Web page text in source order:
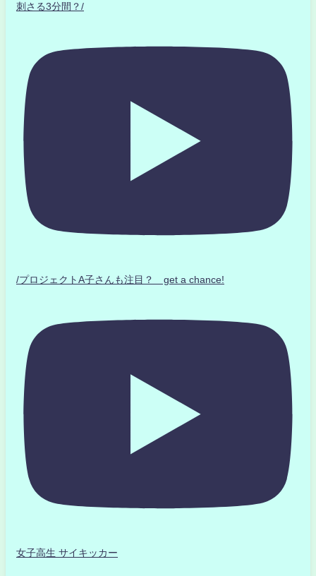
刺さる3分間？/
/プロジェクトA子さんも注目？ get a chance!
女子高生 サイキッカー